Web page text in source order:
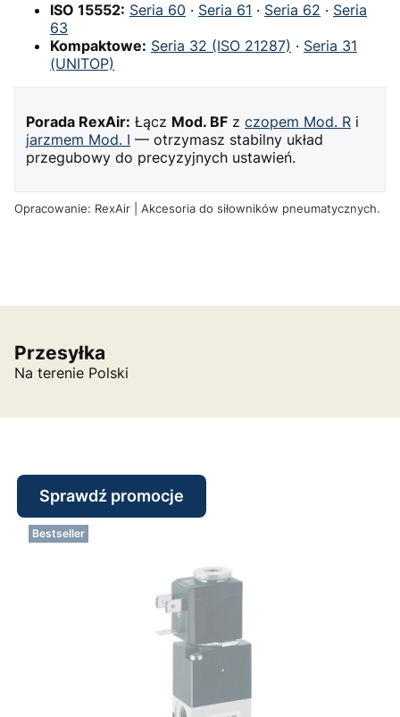
ISO 15552: Seria 60 · Seria 61 · Seria 62 · Seria
63
Kompaktowe: Seria 32 (ISO 21287) · Seria 31
(UNITOP)
Porada RexAir: Łącz Mod. BF z czopem Mod. R i
jarzmem Mod. I — otrzymasz stabilny układ
przegubowy do precyzyjnych ustawień.
Opracowanie: RexAir | Akcesoria do siłowników pneumatycznych.
Przesyłka
Na terenie Polski
Sprawdź promocje
Bestseller